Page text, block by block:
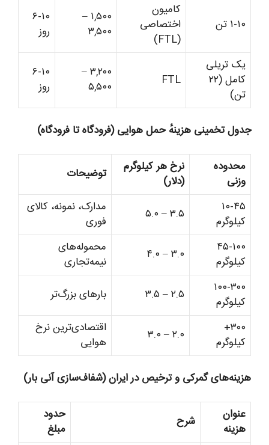
کامیون
اختصاصی
۱,۵۰۰ –
۳,۵۰۰
یک تریلی
کامل (۲۲
۳,۲۰۰ –
۵,۵۰۰
تخمینی هزینهٔ حمل هوایی (فرودگاه تا فرودگاه)
محدوده
نرخ هر کیلوگرم
(دلار)
توضیحات
۱۰-۴۵
کیلوگرم
مدارک، نمونه، کالای
فوری
۴۵-۱۰۰
کیلوگرم
محموله‌های
نیمه‌تجاری
۱۰۰-۳۰۰
کیلوگرم
بارهای بزرگ‌تر
۳۰۰+
کیلوگرم
اقتصادی‌ترین نرخ
هوایی
گمرکی و ترخیص در ایران (شفاف‌سازی آنی بار)
عنوان
هزینه
حدود